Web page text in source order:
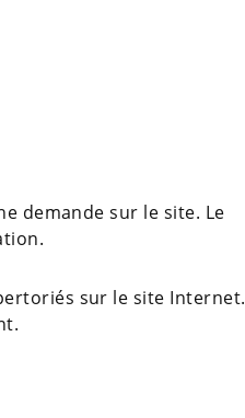
demande sur le site. Le
sur le site Internet.